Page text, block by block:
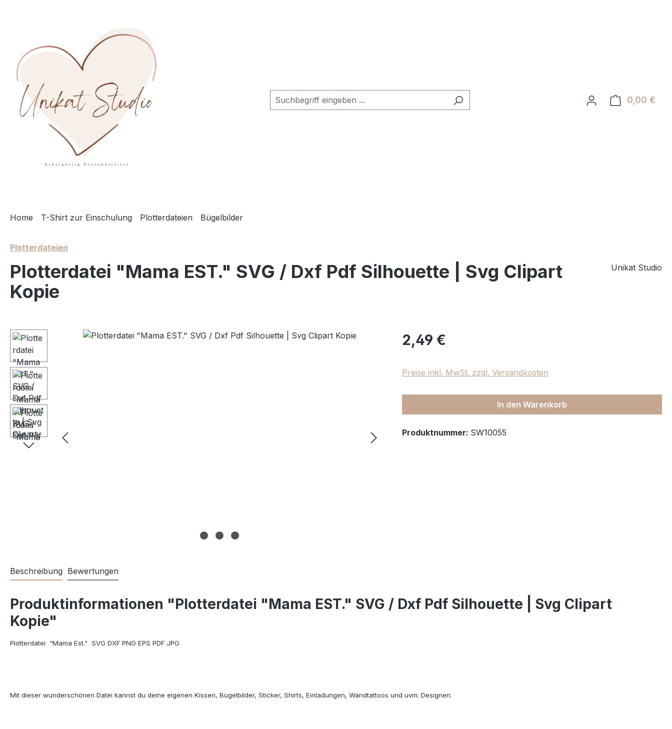
0,00 €
Home T-Shirt zur Einschulung Plotterdateien Bügelbilder
Plotterdateien
Plotterdatei "Mama EST." SVG / Dxf Pdf Silhouette | Svg Clipart
Kopie
Unikat Studio
Bildergalerie überspringen Regulärer Preis:
2,49 €
Preise inkl. MwSt. zzgl. Versandkosten
In den Warenkorb
Produktnummer: SW10055
Beschreibung Bewertungen
Produktinformationen "Plotterdatei "Mama EST." SVG / Dxf Pdf Silhouette | Svg Clipart
Kopie"
Plotterdatei "Mama Est." SVG DXF PNG EPS PDF JPG
Mit dieser wunderschönen Datei kannst du deine eigenen Kissen, Bügelbilder, Sticker, Shirts, Einladungen, Wandtattoos und uvm. Designen.